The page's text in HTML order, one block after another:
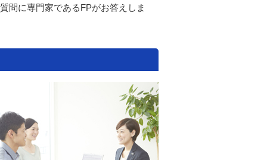
問に専門家であるFPがお答えしま